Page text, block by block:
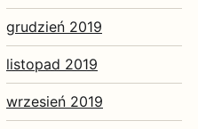
grudzień 2019
listopad 2019
wrzesień 2019